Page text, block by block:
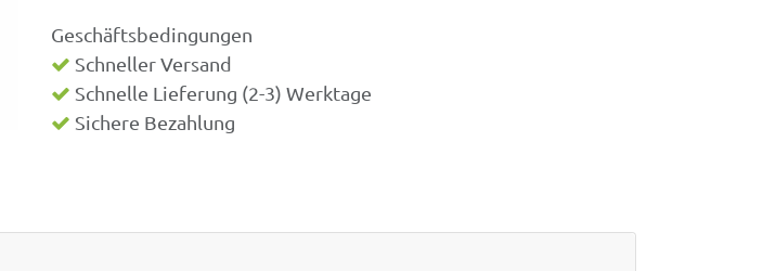
Geschäftsbedingungen
Schneller Versand
Schnelle Lieferung (2-3) Werktage
Sichere Bezahlung